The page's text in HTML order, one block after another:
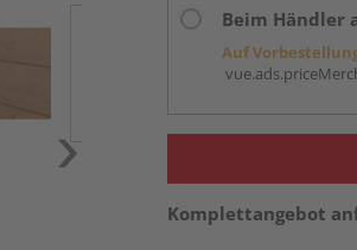
Beim Händler
Auf
Komplettangebot